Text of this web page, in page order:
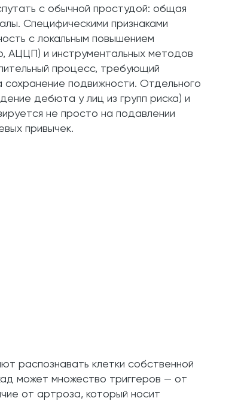
с обычной простудой: общая
Специфическими признаками
с локальным повышением
АЦЦП) и инструментальных методов
процесс, требующий
сохранение подвижности. Отдельного
дебюта у лиц из групп риска) и
не просто на подавлении
привычек.
распознавать клетки собственной
может множество триггеров — от
от артроза, который носит